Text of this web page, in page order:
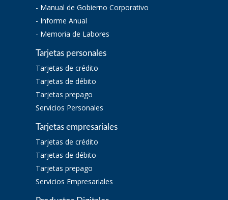
- Manual de Gobierno Corporativo
- Informe Anual
- Memoria de Labores
Tarjetas personales
Tarjetas de crédito
Tarjetas de débito
Tarjetas prepago
Servicios Personales
Tarjetas empresariales
Tarjetas de crédito
Tarjetas de débito
Tarjetas prepago
Servicios Empresariales